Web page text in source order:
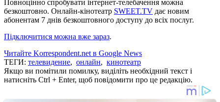
Повноцінно спробувати інтернет-телебачення можна
безкоштовно. Онлайн-кінотеатр SWEET.TV дає новим
абонентам 7 днів безкоштовного доступу до всіх послуг.
Підключитися можна вже зараз.
Читайте Korrespondent.net в Google News
ТЕГИ: телевидение, онлайн, кинотеатр
Якщо ви помітили помилку, виділіть необхідний текст і
натисніть Ctrl + Enter, щоб повідомити про це редакцію.